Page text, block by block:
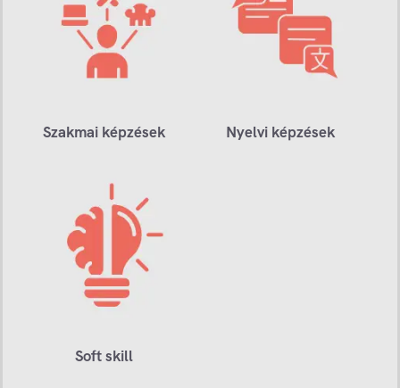
Szakmai képzések Nyelvi képzések
Soft skill